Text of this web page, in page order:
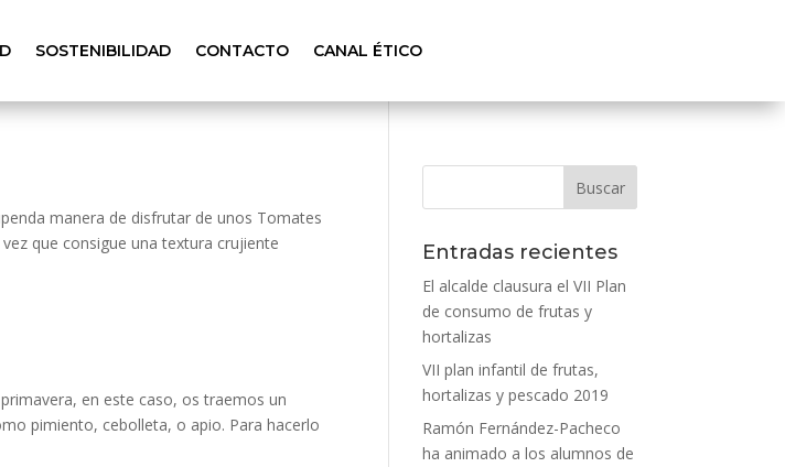
SOSTENIBILIDAD CONTACTO CANAL ÉTICO
manera de disfrutar de unos Tomates
que consigue una textura crujiente
en este caso, os traemos un
pimiento, cebolleta, o apio. Para hacerlo
Entradas recientes
El alcalde clausura el VII Plan
de consumo de frutas y
hortalizas
VII plan infantil de frutas,
hortalizas y pescado 2019
Ramón Fernández-Pacheco
ha animado a los alumnos de